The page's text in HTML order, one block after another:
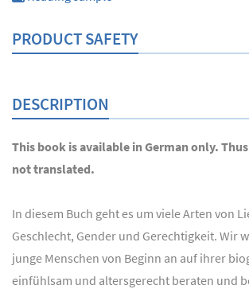
PRODUCT SAFETY
DESCRIPTION
This book is available in German only.
not translated.
In diesem Buch geht es um viele Arten von
Geschlecht, Gender und Gerechtigkeit. Wir
junge Menschen von Beginn an auf ihrer
einfühlsam und altersgerecht beraten und